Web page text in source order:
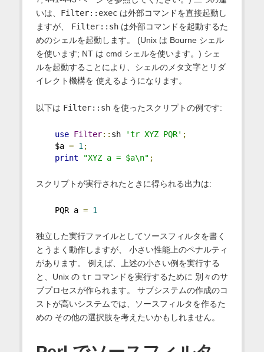
いは、 Filter::execは外部コマンドを直接起動し
ますが、 Filter::shは外部コマンドを起動するた
めのシェルを起動します。 (Unix は Bourne シェル
を使います; NT は cmd シェルを使います。) シェ
ルを起動することにより、シェルのメタ文字とリダ
イレクト機構を 使えるようになります。
以下は Filter::shを使ったスクリプトの例です:
use Filter:: sh 'tr XYZ PQR' ;
$a = 1;
print
"XYZ a = $a\n" ;
スクリプトが実行されたときに得られる出力は:
PQR a = 1
独立した実行ファイルとしてソースフィルタを書く
とうまく動作しますが、 小さい性能上のペナルティ
があります。 例えば、上述の小さい例を実行する
と、Unix の trコマンドを実行するために 別々のサ
ブプロセスが作られます。 サブシステムの作成のコ
ストが高いシステムでは、ソースフィルタを作るた
めの その他の選択肢を考えたいかもしれません。